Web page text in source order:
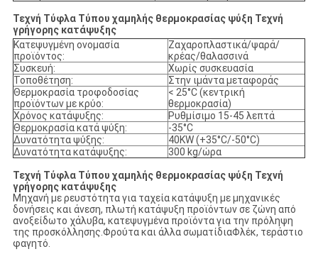
Τεχνή Τύφλα Τύπου χαμηλής θερμοκρασίας ψύξη Τεχνή
γρήγορης κατάψυξης
Κατεψυγμένη ονομασία
προϊόντος:
Ζαχαροπλαστικά/ψαρά/
κρέας/θαλασσινά
Συσκευή:
Χωρίς συσκευασία
Τοποθέτηση:
Στην ιμάντα μεταφοράς
Θερμοκρασία τροφοδοσίας
προϊόντων με κρύο:
< 25°C (κεντρική
θερμοκρασία)
Χρόνος κατάψυξης:
Ρυθμίσιμο 15-45 λεπτά
Θερμοκρασία κατά ψύξη:
-35°C
Δυνατότητα ψύξης:
40KW (+35°C/-50°C)
Δυνατότητα κατάψυξης:
300 kg/ώρα
Τεχνή Τύφλα Τύπου χαμηλής θερμοκρασίας ψύξη Τεχνή
γρήγορης κατάψυξης
Μηχανή με ρευστότητα για ταχεία κατάψυξη με μηχανικές
δονήσεις και άνεση, πλωτή κατάψυξη προϊόντων σε ζώνη από
ανοξείδωτο χάλυβα, κατεψυγμένα προϊόντα για την πρόληψη
της προσκόλλησης.Φρούτα και άλλα σωματίδιαΦλέκ, τεράστιο
φαγητό.